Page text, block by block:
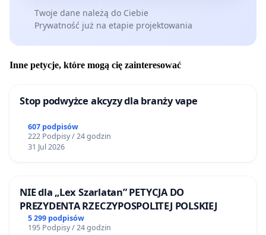
Twoje dane należą do Ciebie
Prywatność już na etapie projektowania
Inne petycje, które mogą cię zainteresować
Stop podwyżce akcyzy dla branży vape
607 podpisów
222 Podpisy / 24 godzin
31 Jul 2026
NIE dla „Lex Szarlatan” PETYCJA DO
PREZYDENTA RZECZYPOSPOLITEJ POLSKIEJ
5 299 podpisów
195 Podpisy / 24 godzin